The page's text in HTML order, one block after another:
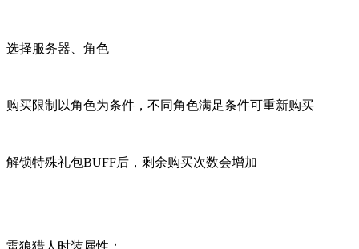
选择服务器、角色
购买限制以角色为条件，不同角色满足条件可重新购买
解锁特殊礼包BUFF后，剩余购买次数会增加